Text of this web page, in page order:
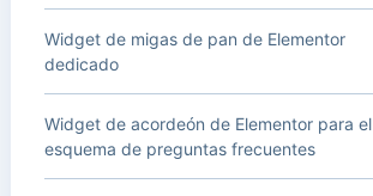
Widget de migas de pan de Elementor
dedicado
Widget de acordeón de Elementor para el
esquema de preguntas frecuentes